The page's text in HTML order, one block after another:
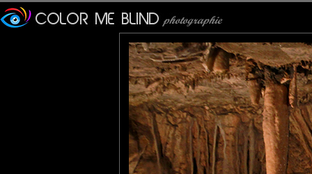
Le développement de
contenant du carbonate
La température
l’été et diminue un peu
Le terme "karst" est
plateau calcaire situé